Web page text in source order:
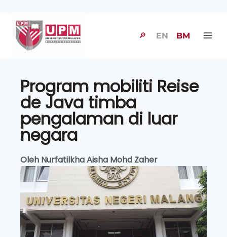
🔎 EN BM
Program mobiliti Reise
de Java timba
pengalaman di luar
negara
Oleh Nurfatilkha Aisha Mohd Zaher